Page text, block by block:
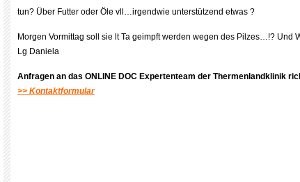
tun? Über Futter oder Öle vll…irgendwie unterstützend etwas ?
Morgen Vormittag soll sie lt Ta geimpft werden wegen des Pilzes…!? Und
Lg Daniela
Anfragen an das ONLINE DOC Expertenteam der Thermenlandklinik
>> Kontaktformular